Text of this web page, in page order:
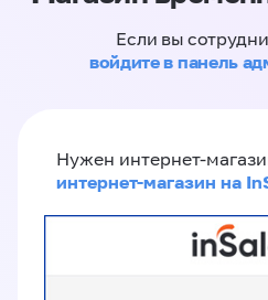
Если вы
войдите в панель
Нужен интернет-
интернет-магазин на